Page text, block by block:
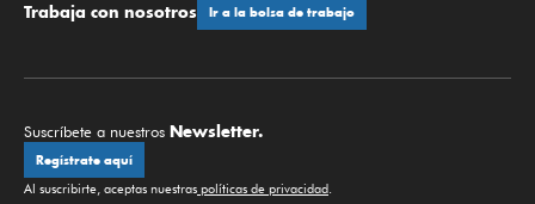
Trabaja con nosotros Ir a la bolsa de trabajo
Suscríbete a nuestros Newsletter.
Regístrate aquí
Al suscribirte, aceptas nuestras políticas de privacidad.